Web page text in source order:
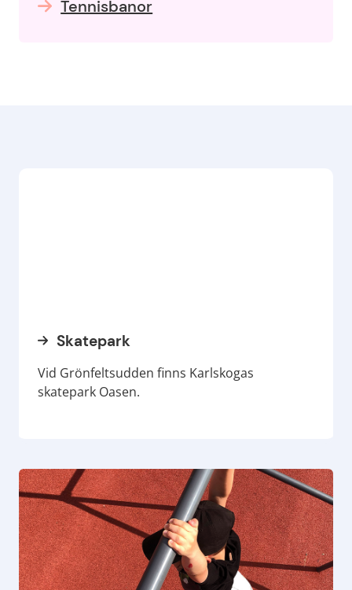
Tennisbanor
Skatepark
Vid Grönfeltsudden finns Karlskogas
skatepark Oasen.